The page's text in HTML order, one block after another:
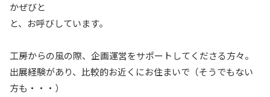
かぜびと
と、お呼びしています。
工房からの風の際、企画運営をサポートしてくださる方々。
出展経験があり、比較的お近くにお住まいで（そうでもない
方も・・・）